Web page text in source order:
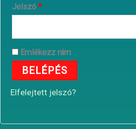
Jelszó *
Emlékezz rám
BELÉPÉS
Elfelejtett jelszó?